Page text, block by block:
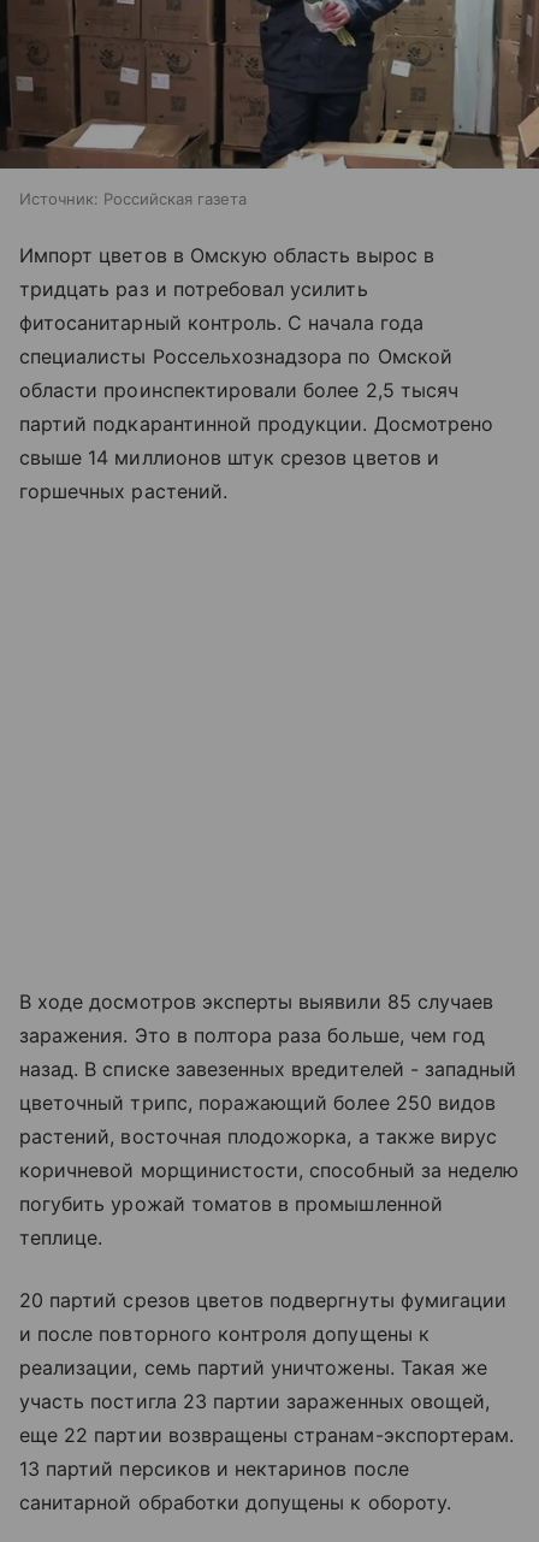
Источник: Российская газета
Импорт цветов в Омскую область вырос в
тридцать раз и потребовал усилить
фитосанитарный контроль. С начала года
специалисты Россельхознадзора по Омской
области проинспектировали более 2,5 тысяч
партий подкарантинной продукции. Досмотрено
свыше 14 миллионов штук срезов цветов и
горшечных растений.
В ходе досмотров эксперты выявили 85 случаев
заражения. Это в полтора раза больше, чем год
назад. В списке завезенных вредителей - западный
цветочный трипс, поражающий более 250 видов
растений, восточная плодожорка, а также вирус
коричневой морщинистости, способный за неделю
погубить урожай томатов в промышленной
теплице.
20 партий срезов цветов подвергнуты фумигации
и после повторного контроля допущены к
реализации, семь партий уничтожены. Такая же
участь постигла 23 партии зараженных овощей,
еще 22 партии возвращены странам-экспортерам.
13 партий персиков и нектаринов после
санитарной обработки допущены к обороту.